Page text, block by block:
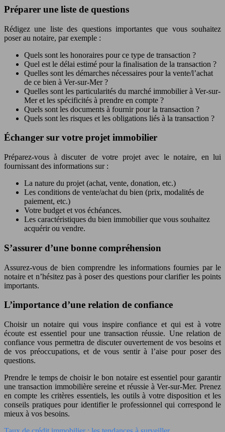
Préparer une liste de questions
Rédigez une liste des questions importantes que vous souhaitez
poser au notaire, par exemple :
Quels sont les honoraires pour ce type de transaction ?
Quel est le délai estimé pour la finalisation de la transaction ?
Quelles sont les démarches nécessaires pour la vente/l’achat
de ce bien à Ver-sur-Mer ?
Quelles sont les particularités du marché immobilier à Ver-sur-
Mer et les spécificités à prendre en compte ?
Quels sont les documents à fournir pour la transaction ?
Quels sont les risques et les obligations liés à la transaction ?
Échanger sur votre projet immobilier
Préparez-vous à discuter de votre projet avec le notaire, en lui
fournissant des informations sur :
La nature du projet (achat, vente, donation, etc.)
Les conditions de vente/achat du bien (prix, modalités de
paiement, etc.)
Votre budget et vos échéances.
Les caractéristiques du bien immobilier que vous souhaitez
acquérir ou vendre.
S’assurer d’une bonne compréhension
Assurez-vous de bien comprendre les informations fournies par le
notaire et n’hésitez pas à poser des questions pour clarifier les points
importants.
L’importance d’une relation de confiance
Choisir un notaire qui vous inspire confiance et qui est à votre
écoute est essentiel pour une transaction réussie. Une relation de
confiance vous permettra de discuter ouvertement de vos besoins et
de vos préoccupations, et de vous sentir à l’aise pour poser des
questions.
Prendre le temps de choisir le bon notaire est essentiel pour garantir
une transaction immobilière sereine et réussie à Ver-sur-Mer. Prenez
en compte les critères essentiels, les outils à votre disposition et les
conseils pratiques pour identifier le professionnel qui correspond le
mieux à vos besoins.